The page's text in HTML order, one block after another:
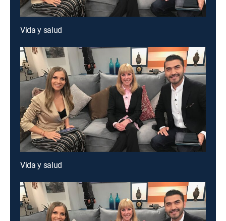
Vida y salud
Vida y salud